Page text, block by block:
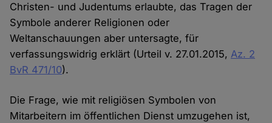
Christen- und Judentums erlaubte, das Tragen der
Symbole anderer Religionen oder
Weltanschauungen aber untersagte, für
verfassungswidrig erklärt (Urteil v. 27.01.2015,Az. 2
BvR 471/10).
Die Frage, wie mit religiösen Symbolen von
Mitarbeitern im öffentlichen Dienst umzugehen ist,